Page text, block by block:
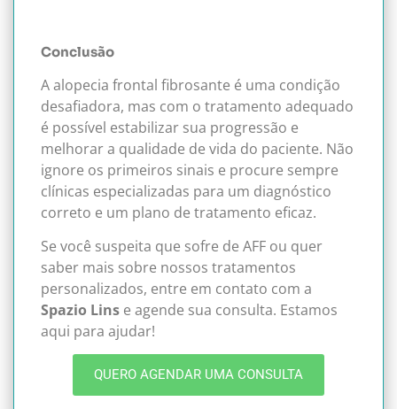
Conclusão
A alopecia frontal fibrosante é uma condição
desafiadora, mas com o tratamento adequado
é possível estabilizar sua progressão e
melhorar a qualidade de vida do paciente. Não
ignore os primeiros sinais e procure sempre
clínicas especializadas para um diagnóstico
correto e um plano de tratamento eficaz.
Se você suspeita que sofre de AFF ou quer
saber mais sobre nossos tratamentos
personalizados, entre em contato com a
Spazio Lins e agende sua consulta. Estamos
aqui para ajudar!
QUERO AGENDAR UMA CONSULTA